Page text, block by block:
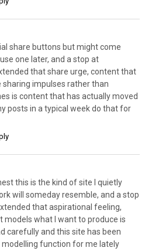
share buttons but might come
one later, and a stop at
that share urge, content that
sharing impulses rather than
is content that has actually moved
posts in a typical week do that for
this is the kind of site I quietly
will someday resemble, and a stop
that aspirational feeling,
models what I want to produce is
carefully and this site has been
function for me lately